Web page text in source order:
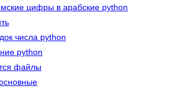
цифры в арабские python
числа python
python
файлы